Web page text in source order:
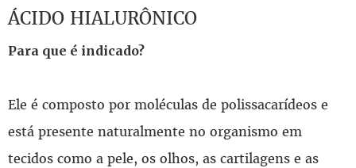
ÁCIDO HIALURÔNICO
Para que é indicado?
Ele é composto por moléculas de polissacarídeos e
está presente naturalmente no organismo em
tecidos como a pele, os olhos, as cartilagens e as